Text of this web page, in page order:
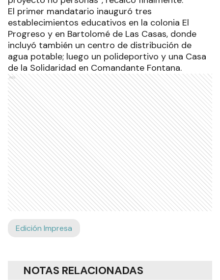
El primer mandatario inauguró tres
establecimientos educativos en la colonia El
Progreso y en Bartolomé de Las Casas, donde
incluyó también un centro de distribución de
agua potable; luego un polideportivo y una Casa
de la Solidaridad en Comandante Fontana.
Ads
Edición Impresa
NOTAS RELACIONADAS